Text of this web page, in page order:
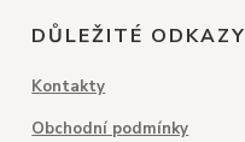
DŮLEŽITÉ ODKAZY
Kontakty
Obchodní podmínky